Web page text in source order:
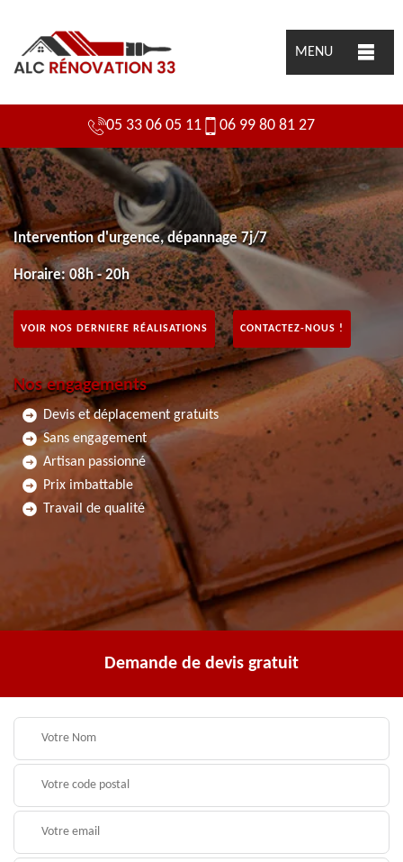
MENU
05 33 06 05 11 06 99 80 81 27
Intervention d'urgence, dépannage 7j/7
Horaire: 08h - 20h
VOIR NOS DERNIERE RÉALISATIONS CONTACTEZ-NOUS !
Nos engagements
Devis et déplacement gratuits
Sans engagement
Artisan passionné
Prix imbattable
Travail de qualité
Demande de devis gratuit